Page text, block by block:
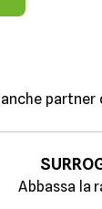
partner
Abbassa la